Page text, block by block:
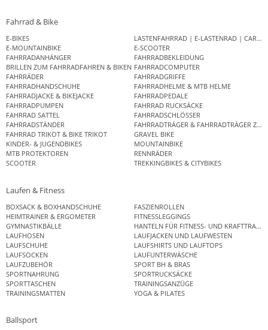
Fahrrad & Bike
E-BIKES
LASTENFAHRRAD | E-LASTENRAD |
E-MOUNTAINBIKE
E-SCOOTER
FAHRRADANHÄNGER
FAHRRADBEKLEIDUNG
BRILLEN ZUM FAHRRADFAHREN & BIKEN FAHRRADCOMPUTER
FAHRRÄDER
FAHRRADGRIFFE
FAHRRADHANDSCHUHE
FAHRRADHELME & MTB HELME
FAHRRADJACKE & BIKEJACKE
FAHRRADPEDALE
FAHRRADPUMPEN
FAHRRAD RUCKSÄCKE
FAHRRAD SATTEL
FAHRRADSCHLÖSSER
FAHRRADSTÄNDER
FAHRRADTRÄGER & FAHRRADTRÄGER
FAHRRAD TRIKOT & BIKE TRIKOT
GRAVEL BIKE
KINDER- & JUGENDBIKES
MOUNTAINBIKE
MTB PROTEKTOREN
RENNRÄDER
SCOOTER
TREKKINGBIKES & CITYBIKES
Laufen & Fitness
BOXSACK & BOXHANDSCHUHE
FASZIENROLLEN
HEIMTRAINER & ERGOMETER
FITNESSLEGGINGS
GYMNASTIKBÄLLE
HANTELN FÜR FITNESS- UND
LAUFHOSEN
LAUFJACKEN UND LAUFWESTEN
LAUFSCHUHE
LAUFSHIRTS UND LAUFTOPS
LAUFSOCKEN
LAUFUNTERWÄSCHE
LAUFZUBEHÖR
SPORT BH & BRAS
SPORTNAHRUNG
SPORTRUCKSÄCKE
SPORTTASCHEN
TRAININGSANZÜGE
TRAININGSMATTEN
YOGA & PILATES
Ballsport